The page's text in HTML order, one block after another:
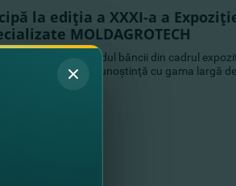
la ediţia a XXXI-a a
MOLDAGROTECH
să viziteze standul băncii din cadrul
şi pentru a face cunoştinţă cu gama largă